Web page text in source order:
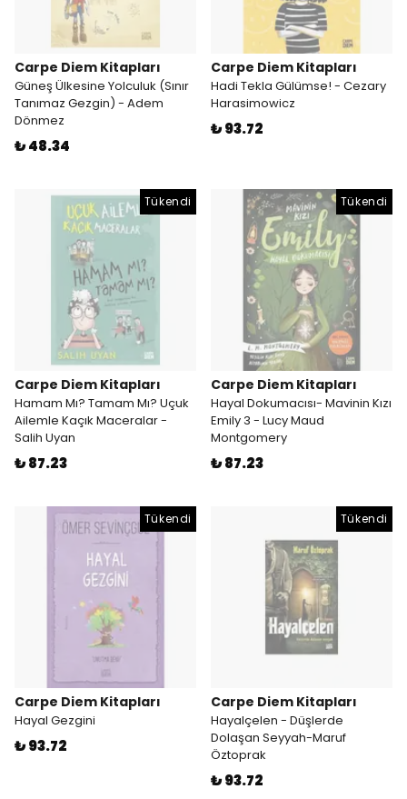
Carpe Diem Kitapları
Güneş Ülkesine Yolculuk (Sınır
Tanımaz Gezgin) - Adem
Dönmez
₺ 48.34
Carpe Diem Kitapları
Hadi Tekla Gülümse! - Cezary
Harasimowicz
₺ 93.72
Tükendi
Carpe Diem Kitapları
Hamam Mı? Tamam Mı? Uçuk
Ailemle Kaçık Maceralar -
Salih Uyan
₺ 87.23
Tükendi
Carpe Diem Kitapları
Hayal Dokumacısı- Mavinin Kızı
Emily 3 - Lucy Maud
Montgomery
₺ 87.23
Tükendi
Carpe Diem Kitapları
Hayal Gezgini
₺ 93.72
Tükendi
Carpe Diem Kitapları
Hayalçelen - Düşlerde
Dolaşan Seyyah-Maruf
Öztoprak
₺ 93.72